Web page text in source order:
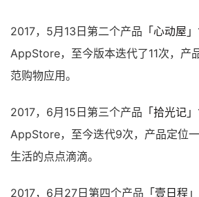
2017，5月13日第二个产品 「心动屋」
AppStore，至今版本迭代了11次，产
范购物应用。
2017，6月15日第三个产品 「拾光记」
AppStore，至今迭代9次，产品定位
生活的点点滴滴。
2017，6月27日第四个产品 「壹日程」